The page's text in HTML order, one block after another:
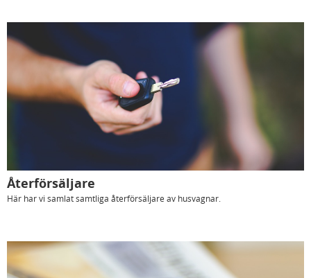
Återförsäljare
Här har vi samlat samtliga återförsäljare av husvagnar.